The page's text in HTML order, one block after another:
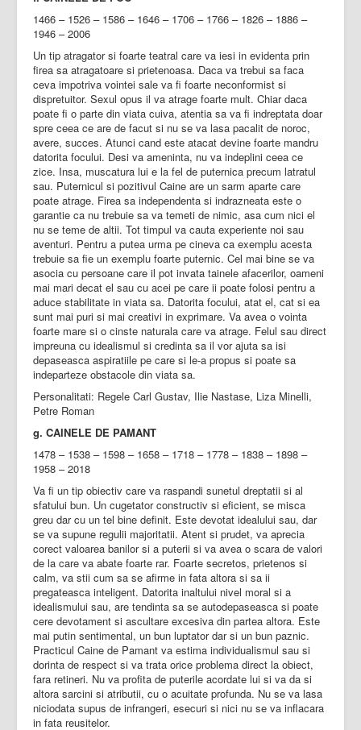
1466 – 1526 – 1586 – 1646 – 1706 – 1766 – 1826 – 1886 –
1946 – 2006
Un tip atragator si foarte teatral care va iesi in evidenta prin
firea sa atragatoare si prietenoasa. Daca va trebui sa faca
ceva impotriva vointei sale va fi foarte neconformist si
dispretuitor. Sexul opus il va atrage foarte mult. Chiar daca
poate fi o parte din viata cuiva, atentia sa va fi indreptata doar
spre ceea ce are de facut si nu se va lasa pacalit de noroc,
avere, succes. Atunci cand este atacat devine foarte mandru
datorita focului. Desi va ameninta, nu va indeplini ceea ce
zice. Insa, muscatura lui e la fel de puternica precum latratul
sau. Puternicul si pozitivul Caine are un sarm aparte care
poate atrage. Firea sa independenta si indrazneata este o
garantie ca nu trebuie sa va temeti de nimic, asa cum nici el
nu se teme de altii. Tot timpul va cauta experiente noi sau
aventuri. Pentru a putea urma pe cineva ca exemplu acesta
trebuie sa fie un exemplu foarte puternic. Cel mai bine se va
asocia cu persoane care il pot invata tainele afacerilor, oameni
mai mari decat el sau cu acei pe care ii poate folosi pentru a
aduce stabilitate in viata sa. Datorita focului, atat el, cat si ea
sunt mai puri si mai creativi in exprimare. Va avea o vointa
foarte mare si o cinste naturala care va atrage. Felul sau direct
impreuna cu idealismul si credinta sa il vor ajuta sa isi
depaseasca aspiratiile pe care si le-a propus si poate sa
indeparteze obstacole din viata sa.
Personalitati: Regele Carl Gustav, Ilie Nastase, Liza Minelli,
Petre Roman
g. CAINELE DE PAMANT
1478 – 1538 – 1598 – 1658 – 1718 – 1778 – 1838 – 1898 –
1958 – 2018
Va fi un tip obiectiv care va raspandi sunetul dreptatii si al
sfatului bun. Un cugetator constructiv si eficient, se misca
greu dar cu un tel bine definit. Este devotat idealului sau, dar
se va supune regulii majoritatii. Atent si prudet, va aprecia
corect valoarea banilor si a puterii si va avea o scara de valori
de la care va abate foarte rar. Foarte secretos, prietenos si
calm, va stii cum sa se afirme in fata altora si sa ii
pregateasca inteligent. Datorita inaltului nivel moral si a
idealismului sau, are tendinta sa se autodepaseasca si poate
cere devotament si ascultare excesiva din partea altora. Este
mai putin sentimental, un bun luptator dar si un bun paznic.
Practicul Caine de Pamant va estima individualismul sau si
dorinta de respect si va trata orice problema direct la obiect,
fara retineri. Nu va profita de puterile acordate lui si va da si
altora sarcini si atributii, cu o acuitate profunda. Nu se va lasa
niciodata supus de infrangeri, esecuri si nici nu se va inflacara
in fata reusitelor.